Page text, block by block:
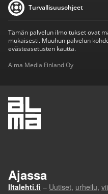
Turvallisuusohjeet
Tämän palvelun ilmoitukset ovat
mukaisesti. Muuhun palvelun
evästeasetusten kautta.
Alma Media Finland Oy